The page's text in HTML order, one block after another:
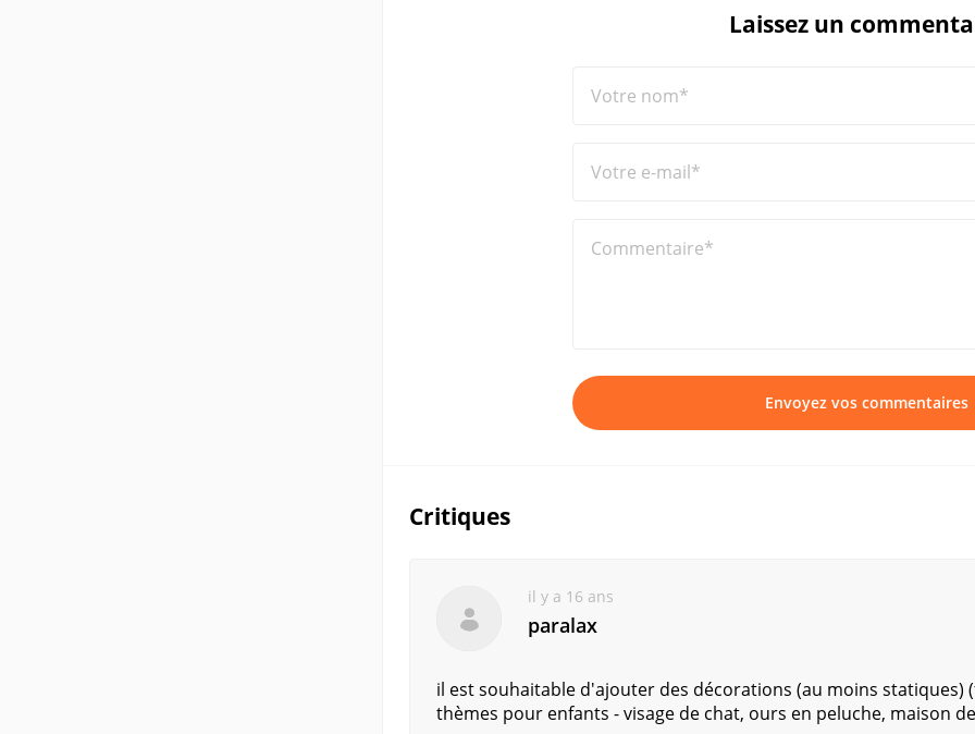
Laissez un
Votre nom*
Votre e-mail*
Commentaire*
Envoyez vos commentaires
Critiques
il y a 16 ans
paralax
il est souhaitable d'ajouter des décorations (au moins statiques)
thèmes pour enfants - visage de chat, ours en peluche, maison